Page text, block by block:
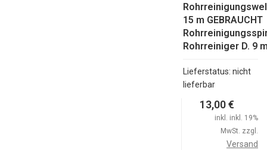
15 m GEBRAUCHT
Rohrreiniger D. 9
Lieferstatus: nicht
lieferbar
13,00 €
inkl. inkl. 19%
MwSt. zzgl.
Versand